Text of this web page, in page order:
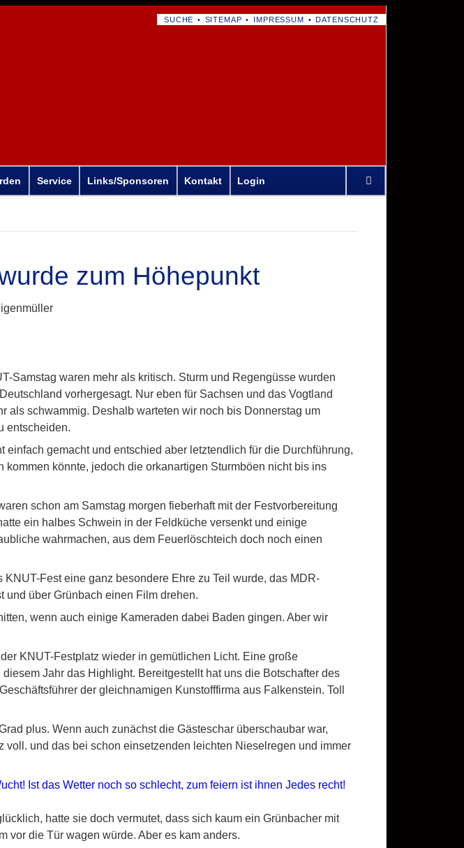
NAVIGATION
SUCHE SITEMAP IMPRESSUM DATENSCHUTZ
überspringen
Service Links/Sponsoren Kontakt Login
zum Höhepunkt
Samstag waren mehr als kritisch. Sturm und Regengüsse wurden
vorhergesagt. Nur eben für Sachsen und das Vogtland
als schwammig. Deshalb warteten wir noch bis Donnerstag um
entscheiden.
einfach gemacht und entschied aber letztendlich für die Durchführung,
kommen könnte, jedoch die orkanartigen Sturmböen nicht bis ins
schon am Samstag morgen fieberhaft mit der Festvorbereitung
ein halbes Schwein in der Feldküche versenkt und einige
wahrmachen, aus dem Feuerlöschteich doch noch einen
Fest eine ganz besondere Ehre zu Teil wurde, das MDR-
und über Grünbach einen Film drehen.
wenn auch einige Kameraden dabei Baden gingen. Aber wir
KNUT-Festplatz wieder in gemütlichen Licht. Eine große
Jahr das Highlight. Bereitgestellt hat uns die Botschafter des
der gleichnamigen Kunstofffirma aus Falkenstein. Toll
plus. Wenn auch zunächst die Gästeschar überschaubar war,
voll. und das bei schon einsetzenden leichten Nieselregen und immer
Ist das Wetter noch so schlecht, zum feiern ist ihnen Jedes recht!
hatte sie doch vermutet, dass sich kaum ein Grünbacher mit
vor die Tür wagen würde. Aber es kam anders.